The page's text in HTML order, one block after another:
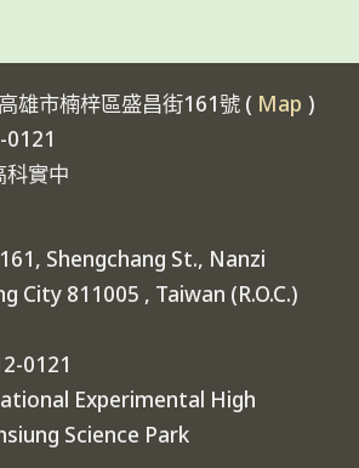
雄市楠梓區盛昌街161號 ( Map )
0121
科實中
Shengchang St., Nanzi
City 811005 , Taiwan (R.O.C.)
0121
Experimental High
Science Park